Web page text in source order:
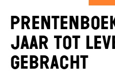
jaar tot
gebracht